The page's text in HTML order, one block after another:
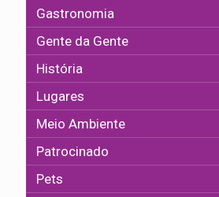
Gastronomia
Gente da Gente
História
Lugares
Meio Ambiente
Patrocinado
Pets